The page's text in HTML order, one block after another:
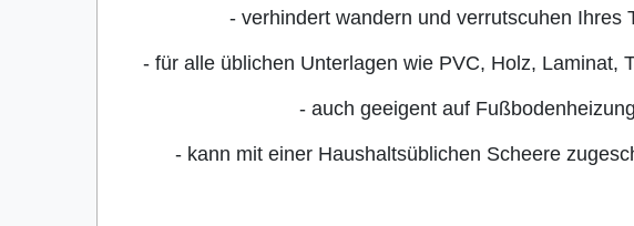
- verhindert wandern und verrutscuhen Ihres
- für alle üblichen Unterlagen wie PVC, Holz, Laminat,
- auch geeigent auf Fußbodenheizung
- kann mit einer Haushaltsüblichen Scheere